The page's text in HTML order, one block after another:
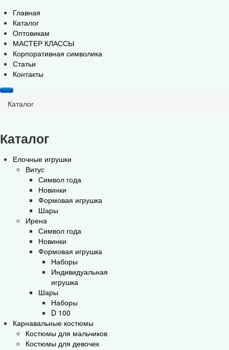
Главная
Каталог
Оптовикам
МАСТЕР КЛАССЫ
Корпоративная символика
Статьи
Контакты
Каталог
Каталог
Елочные игрушки
Витус
Символ года
Новинки
Формовая игрушка
Шары
Ирена
Символ года
Новинки
Формовая игрушка
Наборы
Индивидуальная
игрушка
Шары
Наборы
D 100
Карнавальные костюмы
Костюмы для мальчиков
Костюмы для девочек